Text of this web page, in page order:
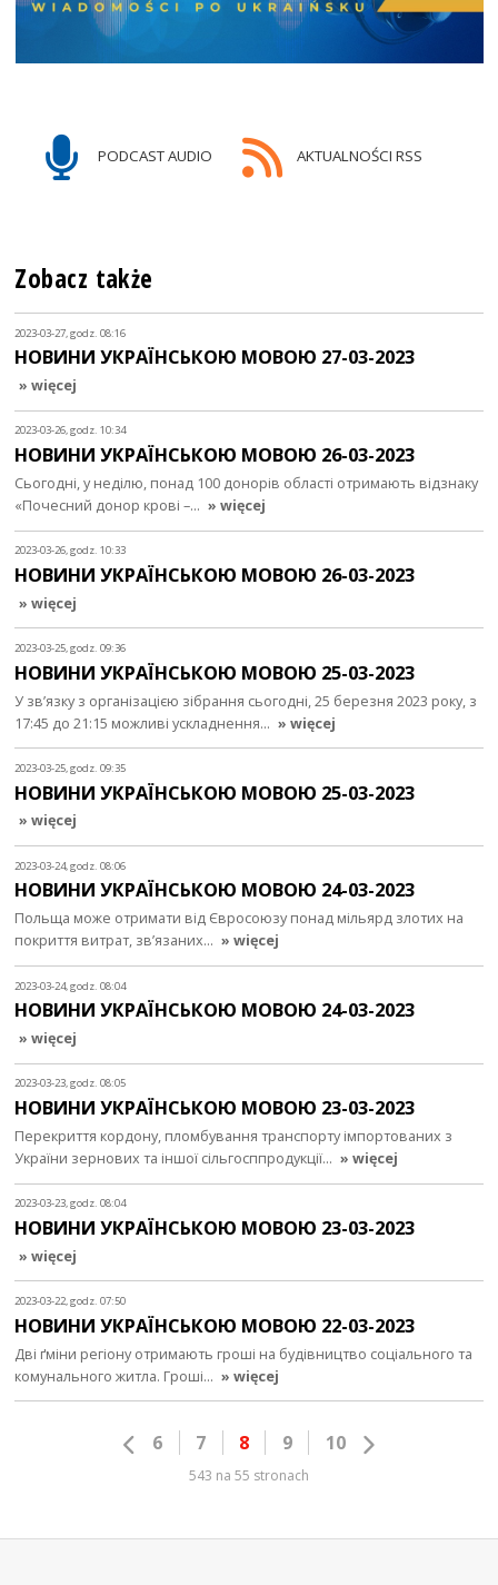
PODCAST AUDIO AKTUALNOŚCI RSS
Zobacz także
2023-03-27, godz. 08:16
НОВИНИ УКРАЇНСЬКОЮ МОВОЮ 27-03-2023
» więcej
2023-03-26, godz. 10:34
НОВИНИ УКРАЇНСЬКОЮ МОВОЮ 26-03-2023
Сьогодні, у неділю, понад 100 донорів області отримають відзнаку
«Почесний донор крові –… » więcej
2023-03-26, godz. 10:33
НОВИНИ УКРАЇНСЬКОЮ МОВОЮ 26-03-2023
» więcej
2023-03-25, godz. 09:36
НОВИНИ УКРАЇНСЬКОЮ МОВОЮ 25-03-2023
У зв’язку з організацією зібрання сьогодні, 25 березня 2023 року, з
17:45 до 21:15 можливі ускладнення… » więcej
2023-03-25, godz. 09:35
НОВИНИ УКРАЇНСЬКОЮ МОВОЮ 25-03-2023
» więcej
2023-03-24, godz. 08:06
НОВИНИ УКРАЇНСЬКОЮ МОВОЮ 24-03-2023
Польща може отримати від Євросоюзу понад мільярд злотих на
покриття витрат, зв’язаних… » więcej
2023-03-24, godz. 08:04
НОВИНИ УКРАЇНСЬКОЮ МОВОЮ 24-03-2023
» więcej
2023-03-23, godz. 08:05
НОВИНИ УКРАЇНСЬКОЮ МОВОЮ 23-03-2023
Перекриття кордону, пломбування транспорту імпортованих з
України зернових та іншої сільгосппродукції… » więcej
2023-03-23, godz. 08:04
НОВИНИ УКРАЇНСЬКОЮ МОВОЮ 23-03-2023
» więcej
2023-03-22, godz. 07:50
НОВИНИ УКРАЇНСЬКОЮ МОВОЮ 22-03-2023
Дві ґміни регіону отримають гроші на будівництво соціального та
комунального житла. Гроші… » więcej
6 7 8 9 10
543 na 55 stronach